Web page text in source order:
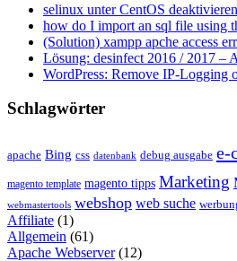
selinux unter CentOS
how do I import an sql file using
(Solution) xampp apche access
Lösung: desinfect 2016 / 2017 –
WordPress: Remove IP-Logging
Schlagwörter
apache Bing css datenbank debug ausgabe e-
magento template magento tipps Marketing
webmastertools webshop web suche
Affiliate (1)
Allgemein (61)
Apache Webserver(12)